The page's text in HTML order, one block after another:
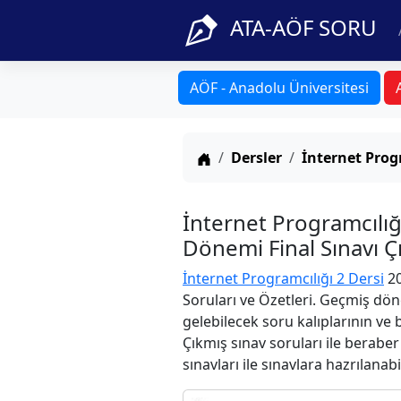
ATA-AÖF SORU
AÖF - Anadolu Üniversitesi
Anasayfa
Dersler İnternet
İnternet
Dönemi Final Sınavı
İnternet Programcılığı 2 Dersi
Soruları ve Özetleri. Geçmiş
gelebilecek soru kalıplarının
Çıkmış sınav soruları ile
sınavları ile sınavlara